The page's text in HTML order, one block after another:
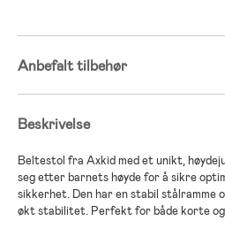
Anbefalt tilbehør
Beskrivelse
Beltestol fra Axkid med et unikt,
seg etter barnets høyde for å sikre
sikkerhet. Den har en stabil
økt stabilitet. Perfekt for både korte